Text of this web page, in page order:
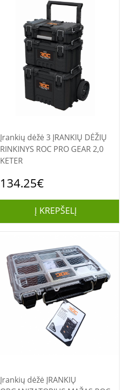
Įrankių dėžė 3 ĮRANKIŲ DĖŽIŲ
RINKINYS ROC PRO GEAR 2,0
KETER
134.25€
Į KREPŠELĮ
Įrankių dėžė ĮRANKIŲ